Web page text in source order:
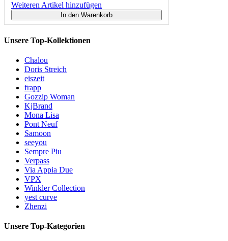
Weiteren Artikel hinzufügen
In den Warenkorb
Unsere Top-Kollektionen
Chalou
Doris Streich
eiszeit
frapp
Gozzip Woman
KjBrand
Mona Lisa
Pont Neuf
Samoon
seeyou
Sempre Piu
Verpass
Via Appia Due
VPX
Winkler Collection
yest curve
Zhenzi
Unsere Top-Kategorien